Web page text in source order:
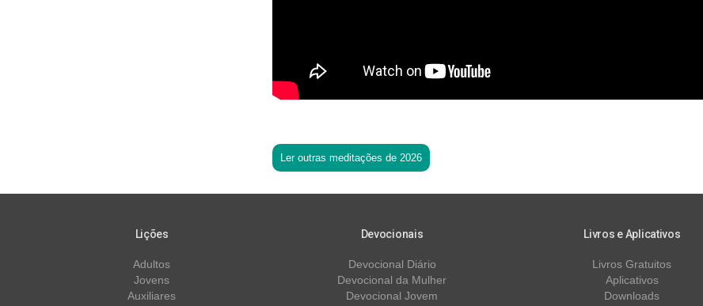
Ler outras meditações de 2026
Lições
Adultos
Jovens
Auxiliares
Devocionais
Devocional Diário
Devocional da Mulher
Devocional Jovem
Livros e Aplicativos
Livros Gratuitos
Aplicativos
Downloads